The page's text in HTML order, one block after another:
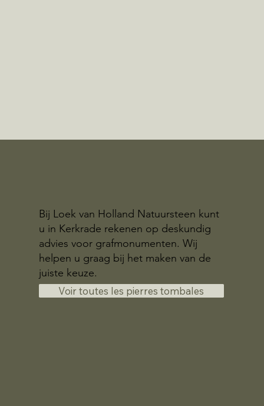
Bij Loek van Holland Natuursteen kunt
u in Kerkrade rekenen op deskundig
advies voor grafmonumenten. Wij
helpen u graag bij het maken van de
juiste keuze.
Voir toutes les pierres tombales